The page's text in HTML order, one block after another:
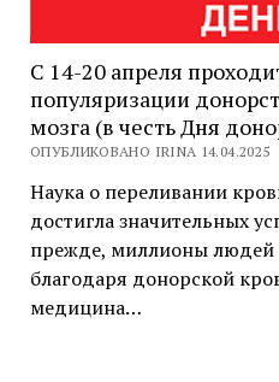
С 14-20 апреля
популяризации
мозга (в честь Дня
ОПУБЛИКОВАНО IRINA 14.04.2025
Наука о переливании
достигла значительных
прежде, миллионы людей
благодаря донорской
медицина…